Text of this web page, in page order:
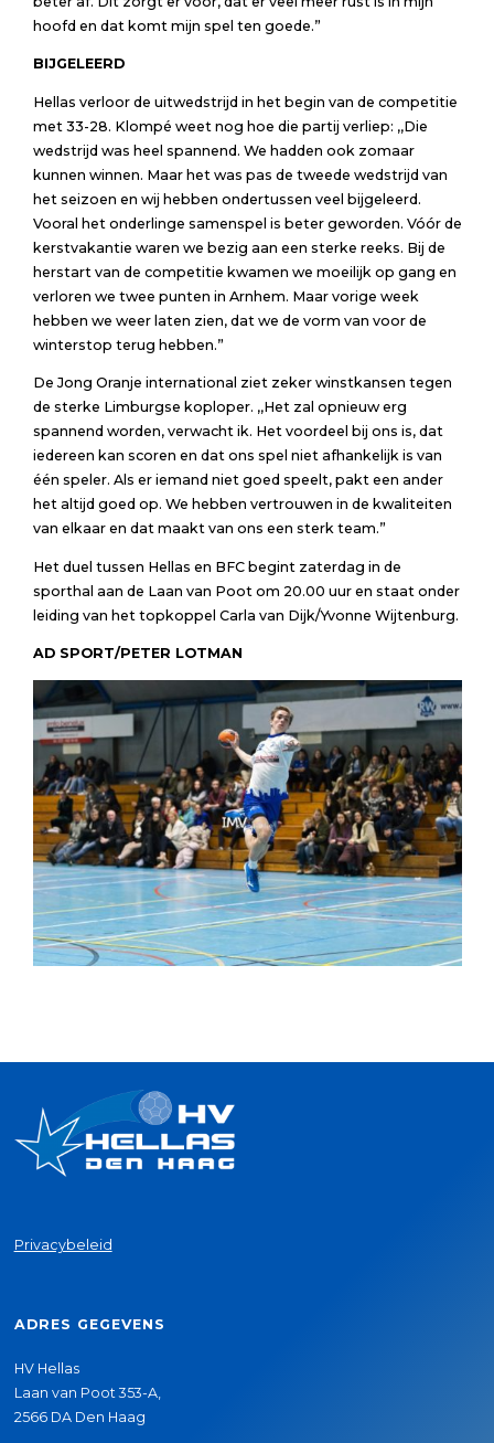
hoofd en dat komt mijn spel ten goede.”
BIJGELEERD
Hellas verloor de uitwedstrijd in het begin van de competitie
met 33-28. Klompé weet nog hoe die partij verliep: ,,Die
wedstrijd was heel spannend. We hadden ook zomaar
kunnen winnen. Maar het was pas de tweede wedstrijd van
het seizoen en wij hebben ondertussen veel bijgeleerd.
Vooral het onderlinge samenspel is beter geworden. Vóór de
kerstvakantie waren we bezig aan een sterke reeks. Bij de
herstart van de competitie kwamen we moeilijk op gang en
verloren we twee punten in Arnhem. Maar vorige week
hebben we weer laten zien, dat we de vorm van voor de
winterstop terug hebben.”
De Jong Oranje international ziet zeker winstkansen tegen
de sterke Limburgse koploper. ,,Het zal opnieuw erg
spannend worden, verwacht ik. Het voordeel bij ons is, dat
iedereen kan scoren en dat ons spel niet afhankelijk is van
één speler. Als er iemand niet goed speelt, pakt een ander
het altijd goed op. We hebben vertrouwen in de kwaliteiten
van elkaar en dat maakt van ons een sterk team.”
Het duel tussen Hellas en BFC begint zaterdag in de
sporthal aan de Laan van Poot om 20.00 uur en staat onder
leiding van het topkoppel Carla van Dijk/Yvonne Wijtenburg.
AD SPORT/PETER LOTMAN
Privacybeleid
ADRES GEGEVENS
HV Hellas
Laan van Poot 353-A,
2566 DA Den Haag